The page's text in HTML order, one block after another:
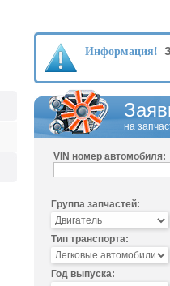
Информация!
на
VIN номер автомобиля:
Группа запчастей:
Тип транспорта:
Год выпуска: